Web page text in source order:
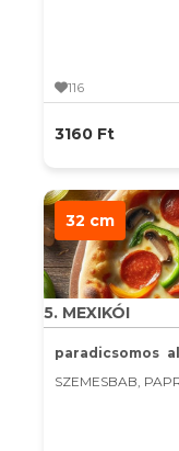
116
3160 Ft
32 cm
5. MEXIKÓI
paradicsomos
SZEMESBAB,